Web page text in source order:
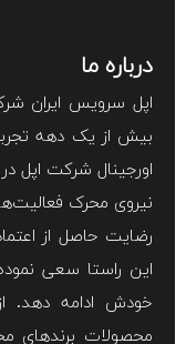
درباره ما
اپل سرویس ایران
بیش از یک دهه
اورجینال شرکت اپل
نیروی محرک
رضایت حاصل از
این راستا سعی
خودش ادامه دهد. از
محصولات برند‌های